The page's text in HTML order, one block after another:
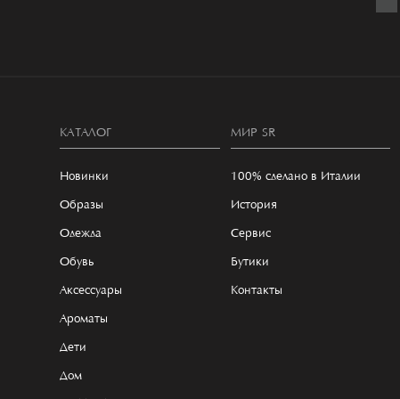
КАТАЛОГ
Новинки
Образы
Одежда
Обувь
Аксессуары
Ароматы
Дети
Дом
МИР SR
100% сделано в Италии
История
Сервис
Бутики
Контакты